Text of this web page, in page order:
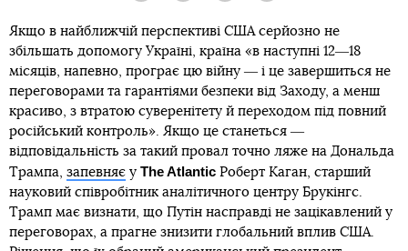
Якщо в найближчій перспективі США серйозно не
збільшать допомогу Україні, країна «в наступні 12―18
місяців, напевно, програє цю війну ― і це завершиться не
переговорами та гарантіями безпеки від Заходу, а менш
красиво, з втратою суверенітету й переходом під повний
російський контроль». Якщо це станеться ―
відповідальність за такий провал точно ляже на Дональда
Трампа, запевняє у The Atlantic Роберт Каган, старший
науковий співробітник аналітичного центру Брукінгс.
Трамп має визнати, що Путін насправді не зацікавлений у
переговорах, а прагне знизити глобальний вплив США.